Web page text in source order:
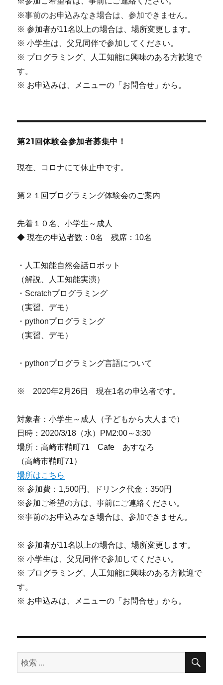
※事前のお申込みなき場合は、参加できません。
※ 参加者が11名以上の場合は、場所変更します。
※ 小学生は、父兄同伴で参加してください。
※ プログラミング、人工知能に興味のある方歓迎で
す。
※ お申込みは、メニューの「お問合せ」から。
第21回体験会参加者募集中！
現在、コロナにて休止中です。
第２１回プログラミング体験会のご案内
先着１０名、小学生～成人
◆ 現在の申込者数：0名 残席：10名
・人工知能自然会話ロボット
（解説、人工知能実演）
・Scratchプログラミング
（実習、デモ）
・pythonプログラミング
（実習、デモ）
・pythonプログラミング言語について
※ 2020年2月26日 現在1名の申込者です。
対象者：小学生～成人（子どもから大人まで）
日時：2020/3/18（水）PM2:00～3:30
場所：高崎市鞘町71 Cafe あすなろ
（高崎市鞘町71）
場所はこちら
※ 参加費：1,500円、ドリンク代金：350円
※参加ご希望の方は、事前にご連絡ください。
※事前のお申込みなき場合は、参加できません。
※ 参加者が11名以上の場合は、場所変更します。
※ 小学生は、父兄同伴で参加してください。
※ プログラミング、人工知能に興味のある方歓迎で
す。
※ お申込みは、メニューの「お問合せ」から。
検
索:
検